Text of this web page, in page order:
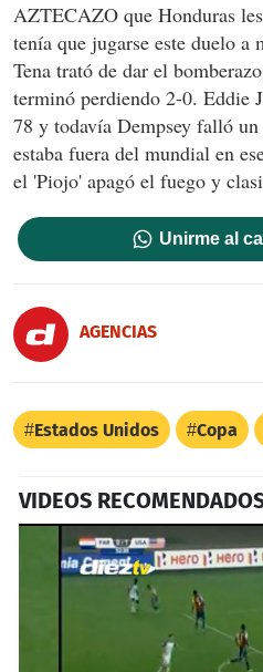
AZTECAZO que Honduras
tenía que jugarse este duelo a
Tena trató de dar el
terminó perdiendo 2-0. Eddie
78 y todavía Dempsey falló
estaba fuera del mundial en
el 'Piojo' apagó el fuego y
Unirme al
AGENCIAS
Estados Unidos Copa
VIDEOS